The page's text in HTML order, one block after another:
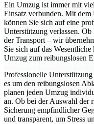
Ein Umzug ist immer mit
Einsatz verbunden. Mit
können Sie sich auf eine
Unterstützung verlassen.
der Transport – wir
Sie sich auf das
Umzug zum reibungslosen
Professionelle
es um den reibungslosen
planen jeden Umzug
an. Ob bei der Auswahl der
Sicherung empfindlicher
und transparent, um Stress